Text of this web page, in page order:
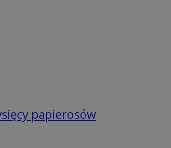
papierosów